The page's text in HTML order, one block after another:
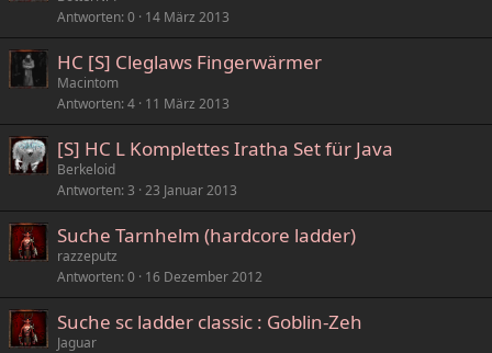
Antworten 0 14 März 2013
HC [S] Cleglaws Fingerwärmer
Macintom
Antworten 4 11 März 2013
[S] HC L Komplettes Iratha Set für Java
Berkeloid
Antworten 3 23 Januar 2013
Suche Tarnhelm (hardcore ladder)
razzeputz
Antworten 0 16 Dezember 2012
Suche sc ladder classic : Goblin-Zeh
Jaguar